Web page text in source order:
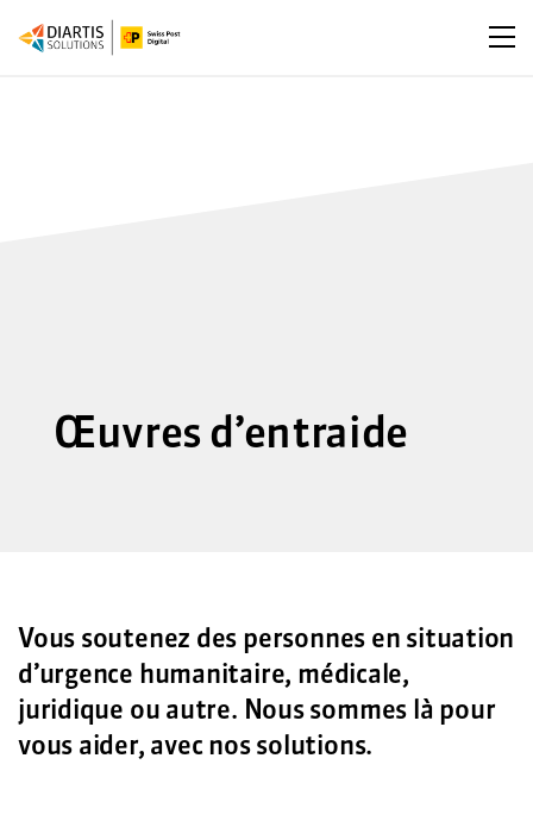
Œuvres d’entraide
Vous soutenez des personnes en situation
d’urgence humanitaire, médicale,
juridique ou autre. Nous sommes là pour
vous aider, avec nos solutions.